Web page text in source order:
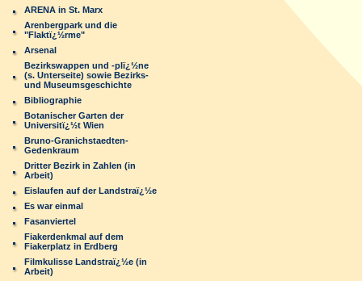
ARENA in St. Marx
Arenbergpark und die
"Flaktï¿½rme"
Arsenal
Bezirkswappen und -plï¿½ne
(s. Unterseite) sowie Bezirks-
und Museumsgeschichte
Bibliographie
Botanischer Garten der
Universitï¿½t Wien
Bruno-Granichstaedten-
Gedenkraum
Dritter Bezirk in Zahlen (in
Arbeit)
Eislaufen auf der Landstraï¿½e
Es war einmal
Fasanviertel
Fiakerdenkmal auf dem
Fiakerplatz in Erdberg
Filmkulisse Landstraï¿½e (in
Arbeit)